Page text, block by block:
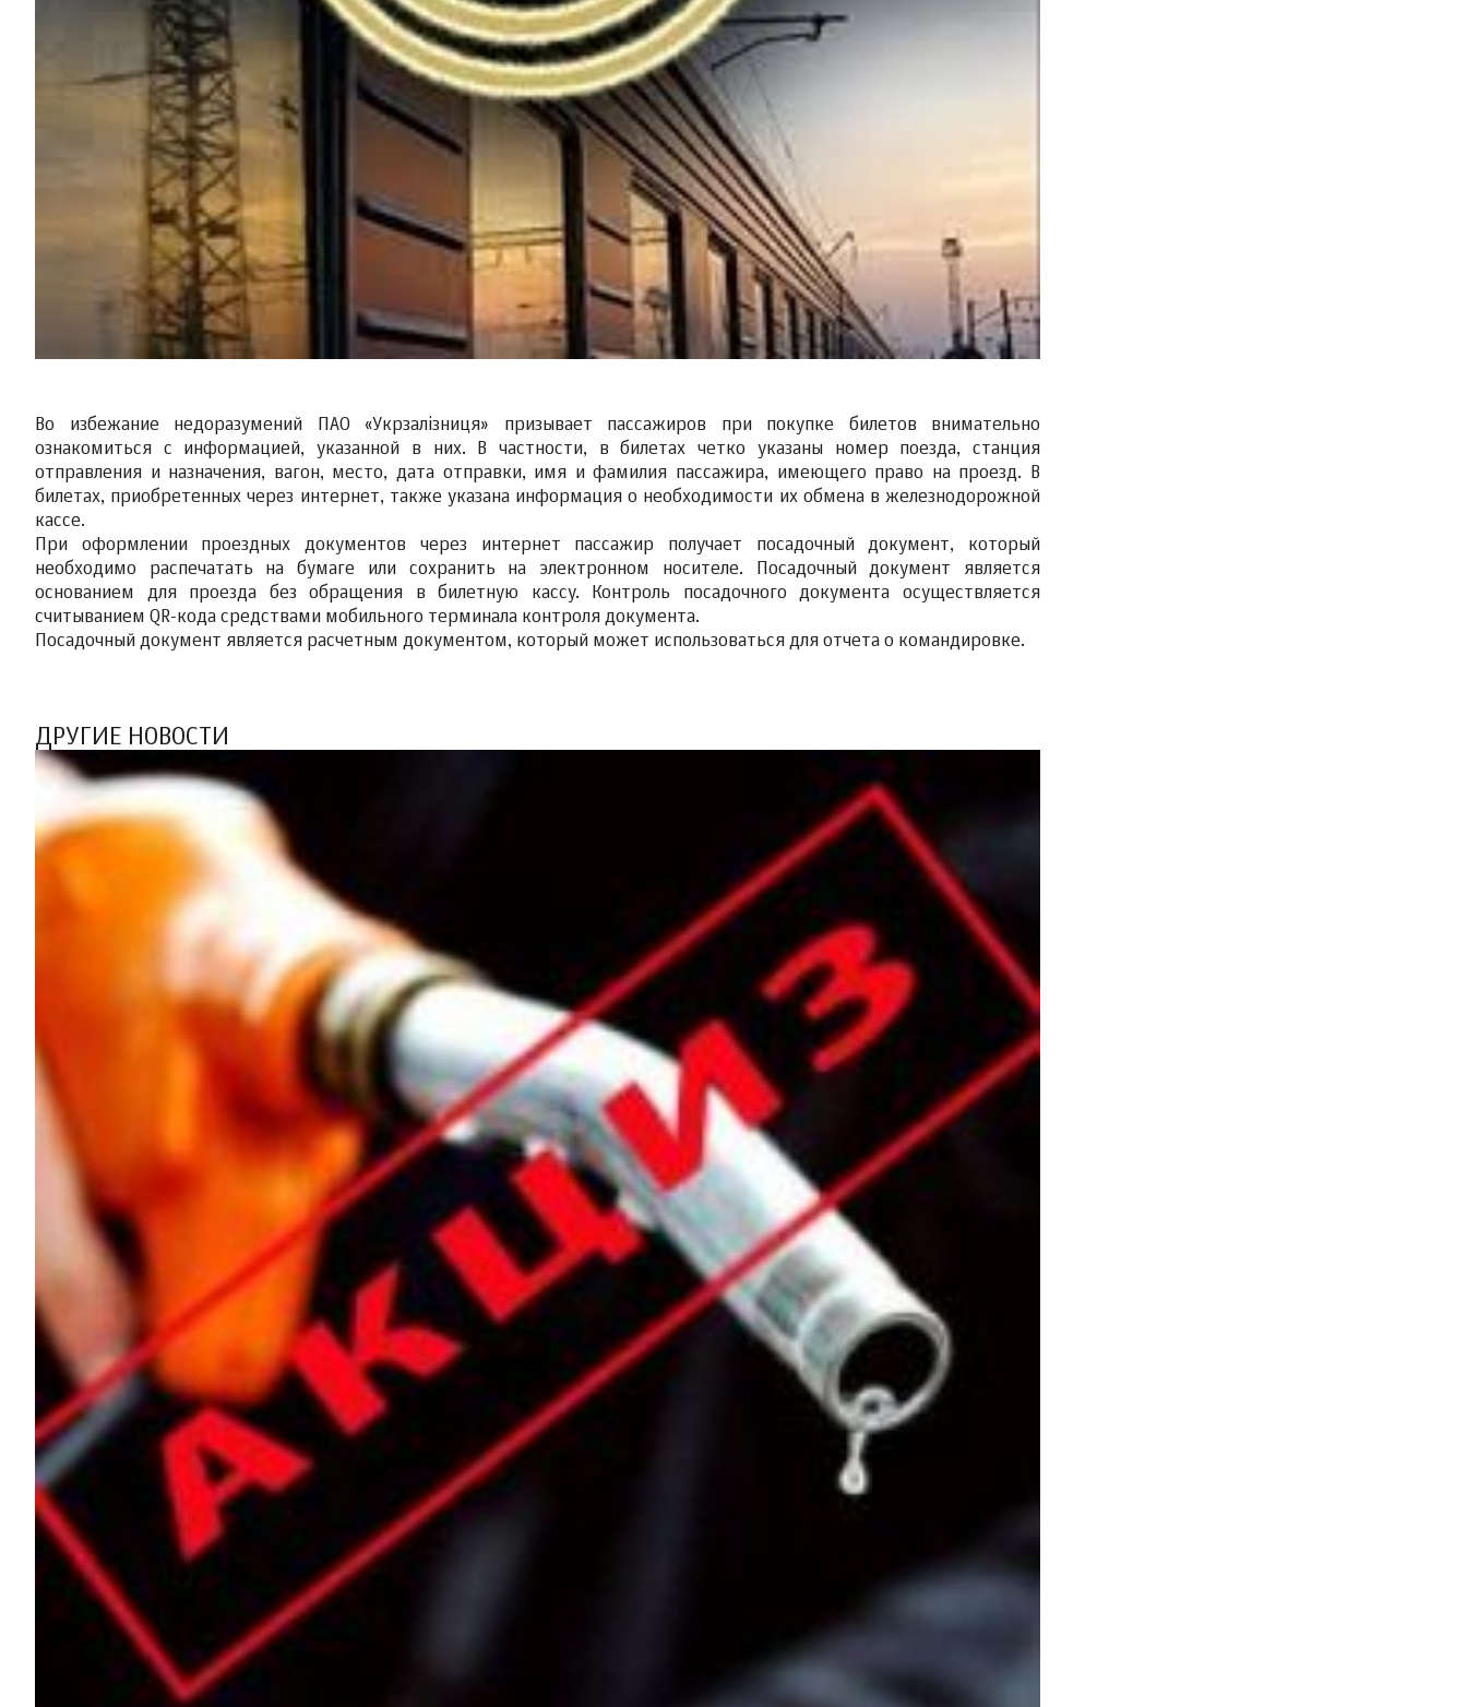
Во избежание недоразумений ПАО «Укрзалізниця» призывает пассажиров при покупке билетов внимательно
ознакомиться с информацией, указанной в них. В частности, в билетах четко указаны номер поезда, станция
отправления и назначения, вагон, место, дата отправки, имя и фамилия пассажира, имеющего право на проезд. В
билетах, приобретенных через интернет, также указана информация о необходимости их обмена в железнодорожной
кассе.
При оформлении проездных документов через интернет пассажир получает посадочный документ, который
необходимо распечатать на бумаге или сохранить на электронном носителе. Посадочный документ является
основанием для проезда без обращения в билетную кассу. Контроль посадочного документа осуществляется
считыванием QR-кода средствами мобильного терминала контроля документа.
Посадочный документ является расчетным документом, который может использоваться для отчета о командировке.
ДРУГИЕ НОВОСТИ